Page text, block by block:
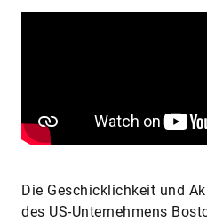
Die Geschicklichkeit und
des US-Unternehmens